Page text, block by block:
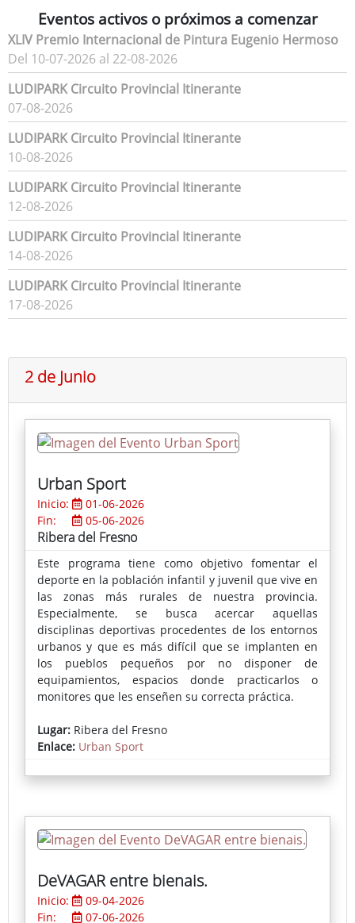
Eventos activos o próximos a comenzar
XLIV Premio Internacional de Pintura Eugenio Hermoso
Del 10-07-2026 al 22-08-2026
LUDIPARK Circuito Provincial Itinerante
07-08-2026
LUDIPARK Circuito Provincial Itinerante
10-08-2026
LUDIPARK Circuito Provincial Itinerante
12-08-2026
LUDIPARK Circuito Provincial Itinerante
14-08-2026
LUDIPARK Circuito Provincial Itinerante
17-08-2026
2 de Junio
Urban Sport
Inicio:
01-06-2026
Fin:
05-06-2026
Ribera del Fresno
Este programa tiene como objetivo fomentar el
deporte en la población infantil y juvenil que vive en
las zonas más rurales de nuestra provincia.
Especialmente, se busca acercar aquellas
disciplinas deportivas procedentes de los entornos
urbanos y que es más difícil que se implanten en
los pueblos pequeños por no disponer de
equipamientos, espacios donde practicarlos o
monitores que les enseñen su correcta práctica.
En cada localidad se instala una pista deportiva
portátil donde se puede practicar skate, voleibol,
actividades muy demandadas por los más jóvenes.
Lugar: Ribera del Fresno
Enlace: Urban Sport
DeVAGAR entre bienais.
Inicio:
09-04-2026
Fin:
07-06-2026